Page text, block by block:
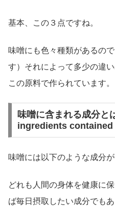
基本、この３点ですね。
味噌にも色々種類があるの
す）それによって多少の違
この原料で作られています。
味噌に含まれる成分
ingredients
味噌には以下のような成分
どれも人間の身体を健康に
ば毎日摂取したい成分でもあ